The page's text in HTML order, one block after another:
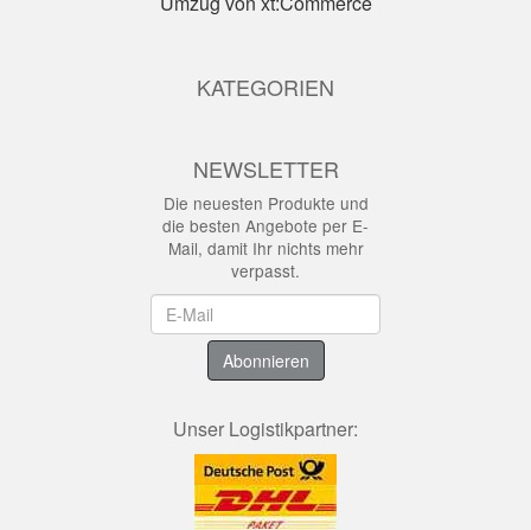
KATEGORIEN
NEWSLETTER
Die neuesten Produkte und
die besten Angebote per E-
Mail, damit Ihr nichts mehr
verpasst.
Abonnieren
Unser Logistikpartner: